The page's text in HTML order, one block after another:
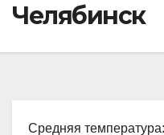
Челябинск
Средняя